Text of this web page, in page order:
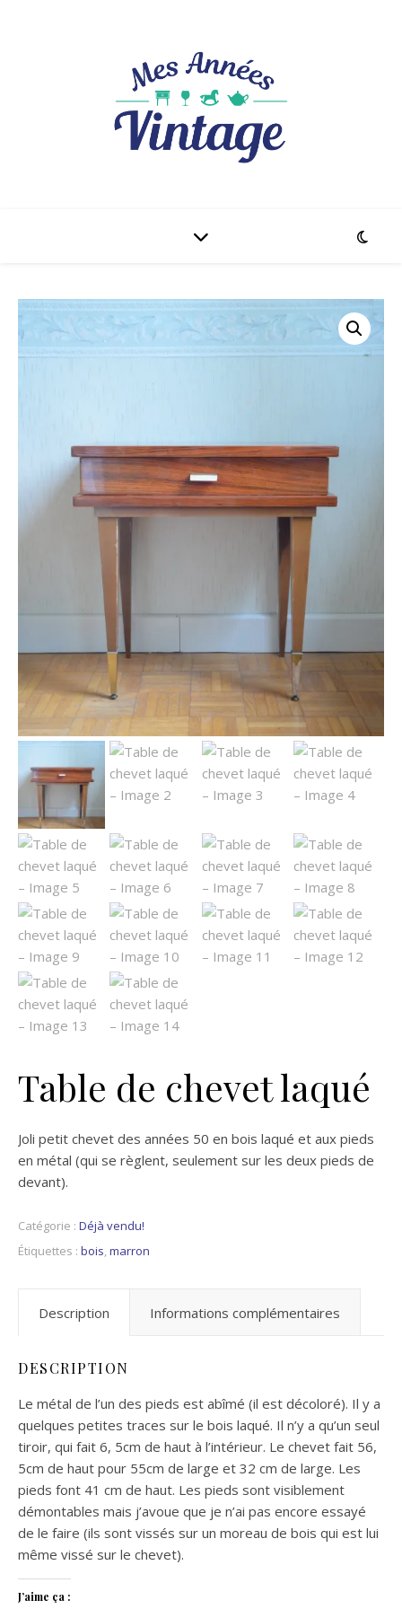
Table de chevet laqué
Joli petit chevet des années 50 en bois laqué et aux pieds
en métal (qui se règlent, seulement sur les deux pieds de
devant).
Catégorie : Déjà vendu!
Étiquettes : bois,marron
Description Informations complémentaires
DESCRIPTION
Le métal de l’un des pieds est abîmé (il est décoloré). Il y a
quelques petites traces sur le bois laqué. Il n’y a qu’un seul
tiroir, qui fait 6, 5cm de haut à l’intérieur. Le chevet fait 56,
5cm de haut pour 55cm de large et 32 cm de large. Les
pieds font 41 cm de haut. Les pieds sont visiblement
démontables mais j’avoue que je n’ai pas encore essayé
de le faire (ils sont vissés sur un moreau de bois qui est lui
même vissé sur le chevet).
J’aime ça :